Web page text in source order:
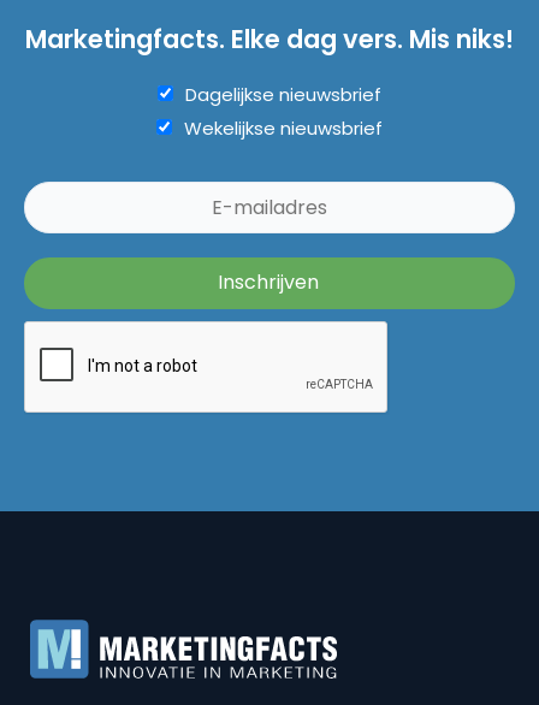
Marketingfacts. Elke dag vers. Mis niks!
Dagelijkse nieuwsbrief
Wekelijkse nieuwsbrief